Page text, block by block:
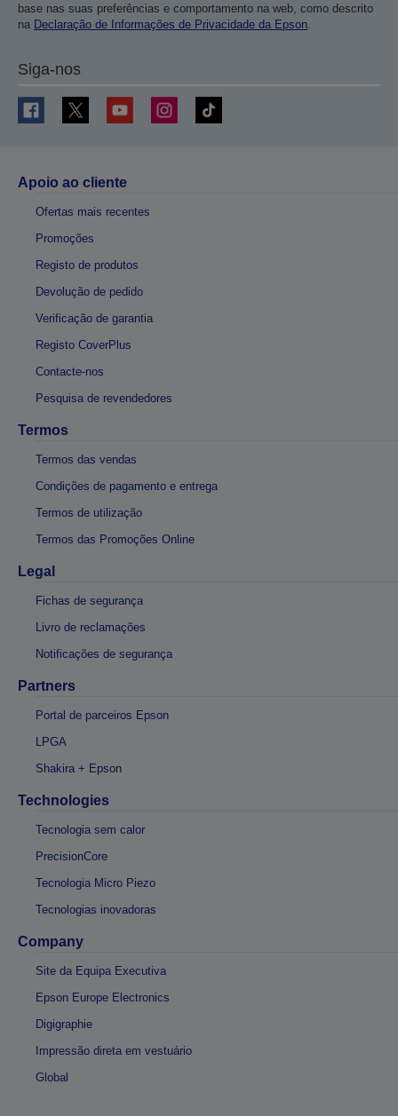
base nas suas preferências e comportamento na web, como descrito
na Declaração de Informações de Privacidade da Epson.
Siga-nos
Apoio ao cliente
Ofertas mais recentes
Promoções
Registo de produtos
Devolução de pedido
Verificação de garantia
Registo CoverPlus
Contacte-nos
Pesquisa de revendedores
Termos
Termos das vendas
Condições de pagamento e entrega
Termos de utilização
Termos das Promoções Online
Legal
Fichas de segurança
Livro de reclamações
Notificações de segurança
Partners
Portal de parceiros Epson
LPGA
Shakira + Epson
Technologies
Tecnologia sem calor
PrecisionCore
Tecnologia Micro Piezo
Tecnologias inovadoras
Company
Site da Equipa Executiva
Epson Europe Electronics
Digigraphie
Impressão direta em vestuário
Global